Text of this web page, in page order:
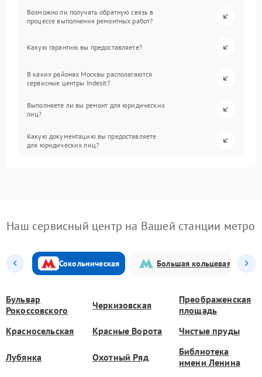
Возможно ли получать обратную связь в
процессе выполнения ремонтных работ?
Какую гарантию вы предоставляете?
В каких районах Москвы располагаются
сервисные центры Indesit?
Выполняете ли вы ремонт для юридических
лиц?
Какую документацию вы предоставляете
для юридических лиц?
Наш сервисный центр на Вашей станции метро
Сокольническая Большая кольцевая
Бульвар
Рокоссовского
Черкизовская
Преображенская
площадь
Красносельская
Красные Ворота Чистые пруды
Лубянка Охотный Ряд
Библиотека
имени Ленина